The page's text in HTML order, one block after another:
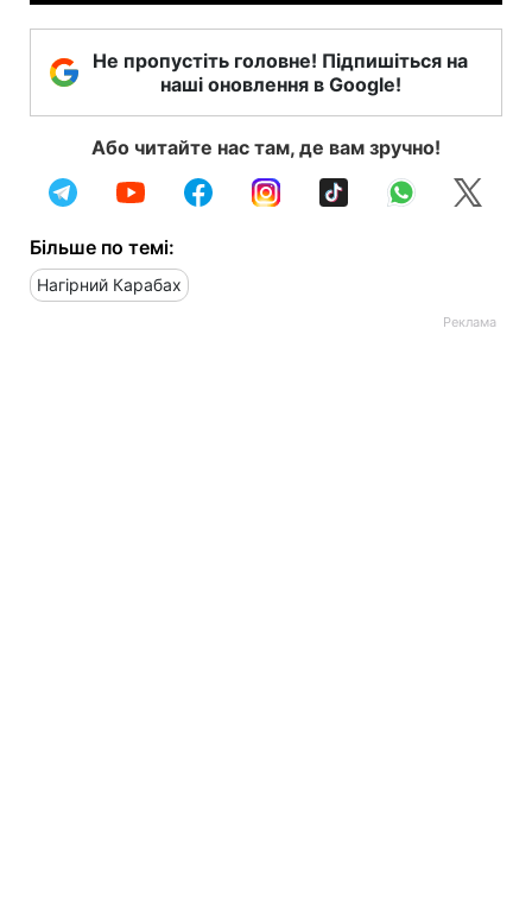
Не пропустіть головне! Підпишіться на
наші оновлення в Google!
Або читайте нас там, де вам зручно!
Більше по темі:
Нагірний Карабах